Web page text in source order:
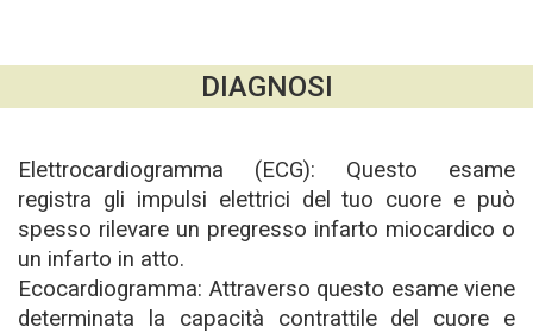
DIAGNOSI
Elettrocardiogramma (ECG): Questo esame
registra gli impulsi elettrici del tuo cuore e può
spesso rilevare un pregresso infarto miocardico o
un infarto in atto.
Ecocardiogramma: Attraverso questo esame viene
determinata la capacità contrattile del cuore e